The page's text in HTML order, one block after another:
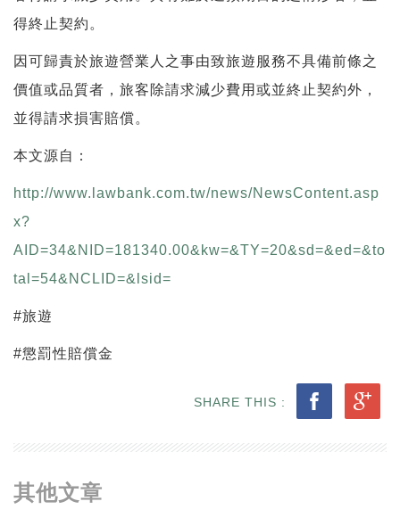
得終止契約。
因可歸責於旅遊營業人之事由致旅遊服務不具備前條之
價值或品質者，旅客除請求減少費用或並終止契約外，
並得請求損害賠償。
本文源自：
http://www.lawbank.com.tw/news/NewsContent.asp
x?
AID=34&NID=181340.00&kw=&TY=20&sd=&ed=&to
tal=54&NCLID=&lsid=
#旅遊
#懲罰性賠償金
SHARE THIS :
其他文章